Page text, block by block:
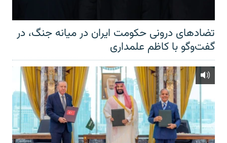
تضادهای درونی حکومت ایران در میانه جنگ، در
گفت‌‌وگو با کاظم علمداری